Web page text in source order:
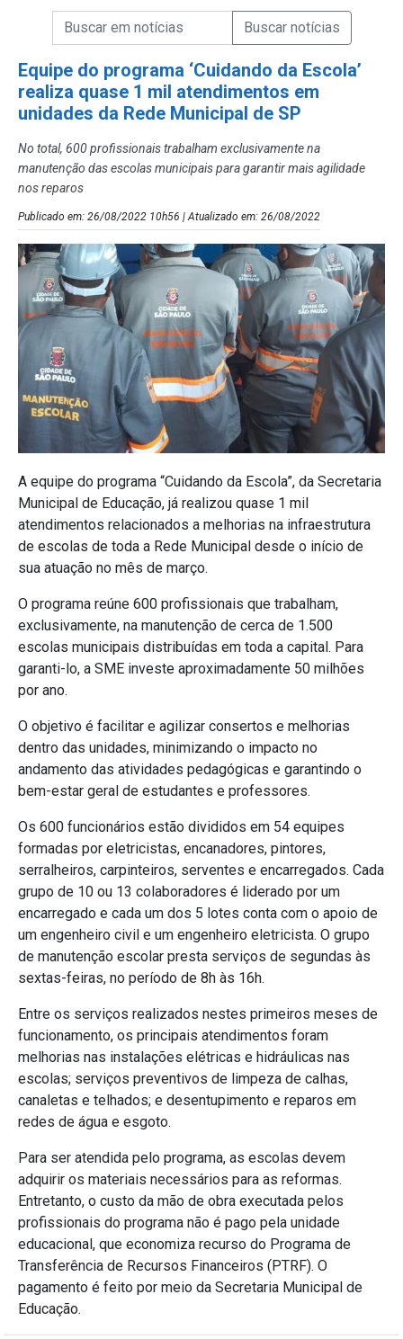
Campo de Busca de Notícias
Campo de Busca de informaçõesEnviar a Busca de Notícias
Equipe do programa ‘Cuidando da Escola’
realiza quase 1 mil atendimentos em
unidades da Rede Municipal de SP
No total, 600 profissionais trabalham exclusivamente na
manutenção das escolas municipais para garantir mais agilidade
nos reparos
Publicado em: 26/08/2022 10h56 | Atualizado em: 26/08/2022
A equipe do programa “Cuidando da Escola”, da Secretaria
Municipal de Educação, já realizou quase 1 mil
atendimentos relacionados a melhorias na infraestrutura
de escolas de toda a Rede Municipal desde o início de
sua atuação no mês de março.
O programa reúne 600 profissionais que trabalham,
exclusivamente, na manutenção de cerca de 1.500
escolas municipais distribuídas em toda a capital. Para
garanti-lo, a SME investe aproximadamente 50 milhões
por ano.
O objetivo é facilitar e agilizar consertos e melhorias
dentro das unidades, minimizando o impacto no
andamento das atividades pedagógicas e garantindo o
bem-estar geral de estudantes e professores.
Os 600 funcionários estão divididos em 54 equipes
formadas por eletricistas, encanadores, pintores,
serralheiros, carpinteiros, serventes e encarregados. Cada
grupo de 10 ou 13 colaboradores é liderado por um
encarregado e cada um dos 5 lotes conta com o apoio de
um engenheiro civil e um engenheiro eletricista. O grupo
de manutenção escolar presta serviços de segundas às
sextas-feiras, no período de 8h às 16h.
Entre os serviços realizados nestes primeiros meses de
funcionamento, os principais atendimentos foram
melhorias nas instalações elétricas e hidráulicas nas
escolas; serviços preventivos de limpeza de calhas,
canaletas e telhados; e desentupimento e reparos em
redes de água e esgoto.
Para ser atendida pelo programa, as escolas devem
adquirir os materiais necessários para as reformas.
Entretanto, o custo da mão de obra executada pelos
profissionais do programa não é pago pela unidade
educacional, que economiza recurso do Programa de
Transferência de Recursos Financeiros (PTRF). O
pagamento é feito por meio da Secretaria Municipal de
Educação.